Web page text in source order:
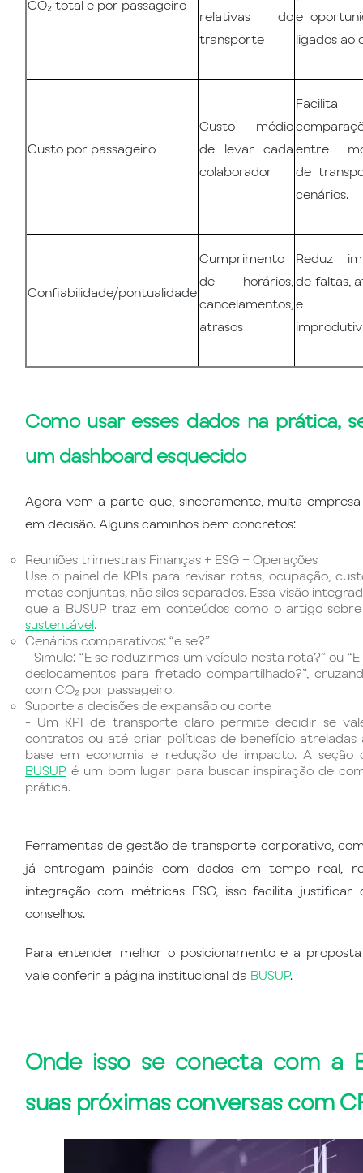
CO₂ total e por passageiro
relativas do
transporte
e
ligados ao
Custo por passageiro
Custo médio
de levar cada
colaborador
Facilita
entre
de
cenários.
Confiabilidade/pontualidade
Cumprimento
de horários,
cancelamentos,
atrasos
Reduz
de faltas,
e
Como usar esses dados na prática,
um dashboard esquecido
Agora vem a parte que, sinceramente, muita
em decisão. Alguns caminhos bem concretos:
Reuniões trimestrais Finanças + ESG + Operações
Use o painel de KPIs para revisar rotas, ocupação,
metas conjuntas, não silos separados. Essa visão
que a BUSUP traz em conteúdos como o artigo
sustentável.
Cenários comparativos: “e se?”
- Simule: “E se reduzirmos um veículo nesta rota?” ou
deslocamentos para fretado compartilhado?”,
com CO₂ por passageiro.
Suporte a decisões de expansão ou corte
- Um KPI de transporte claro permite decidir se
contratos ou até criar políticas de benefício
base em economia e redução de impacto. A
BUSUP é um bom lugar para buscar inspiração de
prática.
Ferramentas de gestão de transporte corporativo,
já entregam painéis com dados em tempo real,
integração com métricas ESG, isso facilita justificar
conselhos.
Para entender melhor o posicionamento e a
vale conferir a página institucional da BUSUP.
Onde isso se conecta com a
suas próximas conversas com